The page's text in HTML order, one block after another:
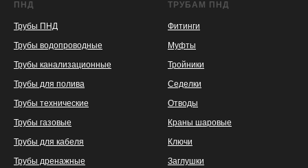
ПНД
Трубы ПНД
Трубы водопроводные
Трубы канализационные
Трубы для полива
Трубы технические
Трубы газовые
Трубы для кабеля
Трубы дренажные
ТРУБАМ ПНД
Фитинги
Муфты
Тройники
Седелки
Отводы
Краны шаровые
Ключи
Заглушки